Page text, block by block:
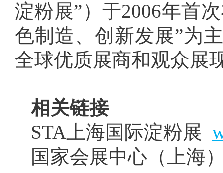
淀粉展”）于2006年首
色制造、创新发展”为
全球优质展商和观众展
相关链接
STA上海国际淀粉展
国家会展中心（上海